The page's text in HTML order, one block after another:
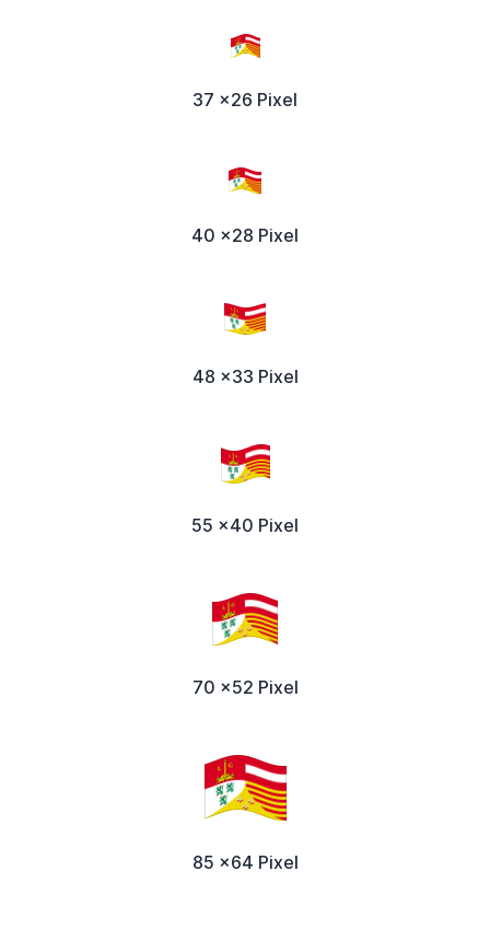
37 x26 Pixel
40 x28 Pixel
48 x33 Pixel
55 x40 Pixel
70 x52 Pixel
85 x64 Pixel